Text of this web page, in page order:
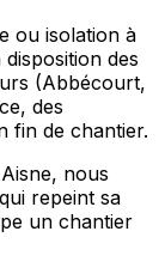
ou isolation à
des
(Abbécourt,
des
fin de chantier.
nous
repeint sa
un chantier